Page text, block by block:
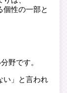
個性の一部と
野です。
い」と言われ